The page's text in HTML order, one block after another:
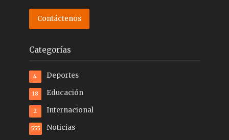
Contáctenos
Categorías
Deportes
4
Educación
18
Internacional
2
Noticias
555